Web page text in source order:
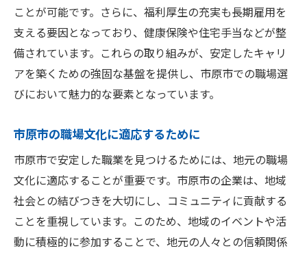
ことが可能です。さらに、福利厚生の充実も長期雇用を
支える要因となっており、健康保険や住宅手当などが整
備されています。これらの取り組みが、安定したキャリ
アを築くための強固な基盤を提供し、市原市での職場選
びにおいて魅力的な要素となっています。
市原市の職場文化に適応するために
市原市で安定した職業を見つけるためには、地元の職場
文化に適応することが重要です。市原市の企業は、地域
社会との結びつきを大切にし、コミュニティに貢献する
ことを重視しています。このため、地域のイベントや活
動に積極的に参加することで、地元の人々との信頼関係